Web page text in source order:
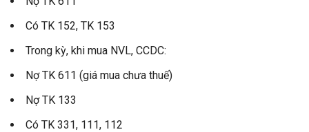
Có TK 152, TK 153
Trong kỳ, khi mua NVL, CCDC:
Nợ TK 611 (giá mua chưa thuế)
Nợ TK 133
Có TK 331, 111, 112